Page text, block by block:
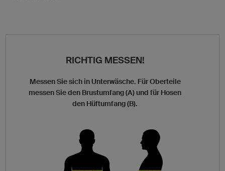
RICHTIG MESSEN!
Messen Sie sich in Unterwäsche. Für Oberteile
messen Sie den Brustumfang (A) und für Hosen
den Hüftumfang (B).